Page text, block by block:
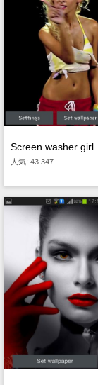
Screen washer girl
人気: 43 347